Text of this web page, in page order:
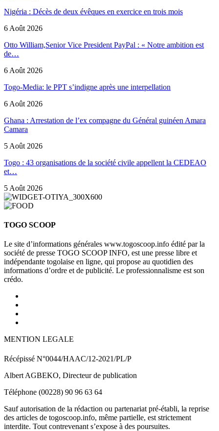
Nigéria : Décès de deux évêques en exercice en trois mois
6 Août 2026
Otto William,Senior Vice President PayPal : « Notre ambition est
de…
6 Août 2026
Togo-Media: le PPT s’indigne après une interpellation
6 Août 2026
Ghana : Arrestation de l’ex compagne du Général guinéen Amara
Camara
5 Août 2026
Togo : 43 organisations de la société civile appellent la CEDEAO
et…
5 Août 2026
TOGO SCOOP
Le site d’informations générales www.togoscoop.info édité par la
société de presse TOGO SCOOP INFO, est une presse libre et
indépendante togolaise en ligne, qui propose au quotidien des
informations d’ordre et de publicité. Le professionnalisme est son
crédo.
MENTION LEGALE
Récépissé N°0044/HAAC/12-2021/PL/P
Albert AGBEKO, Directeur de publication
Téléphone (00228) 90 96 63 64
Sauf autorisation de la rédaction ou partenariat pré-établi, la reprise
des articles de togoscoop.info, même partielle, est strictement
interdite. Tout contrevenant s’expose à des poursuites.